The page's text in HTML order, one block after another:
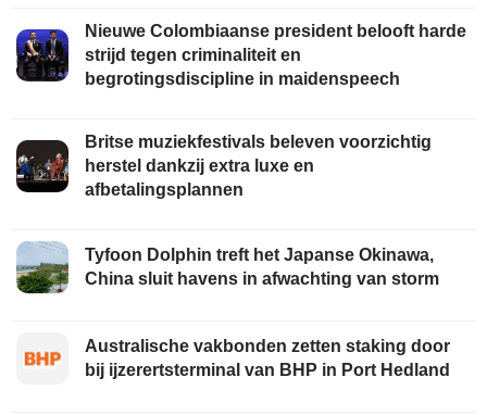
Nieuwe Colombiaanse president belooft harde
strijd tegen criminaliteit en
begrotingsdiscipline in maidenspeech
Britse muziekfestivals beleven voorzichtig
herstel dankzij extra luxe en
afbetalingsplannen
Tyfoon Dolphin treft het Japanse Okinawa,
China sluit havens in afwachting van storm
Australische vakbonden zetten staking door
bij ijzerertsterminal van BHP in Port Hedland